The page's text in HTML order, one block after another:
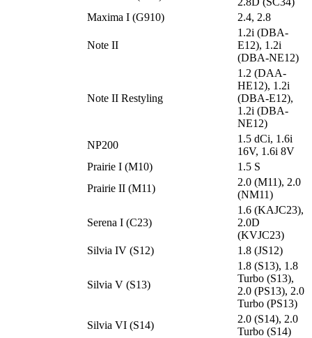
Maxima I (G910)
2.4, 2.8
Note II
1.2i (DBA-
E12), 1.2i
(DBA-NE12)
Note II Restyling
1.2 (DAA-
HE12), 1.2i
(DBA-E12),
1.2i (DBA-
NE12)
NP200
1.5 dCi, 1.6i
16V, 1.6i 8V
Prairie I (M10)
1.5 S
Prairie II (M11)
2.0 (M11), 2.0
(NM11)
Serena I (C23)
1.6 (KAJC23),
2.0D
(KVJC23)
Silvia IV (S12)
1.8 (JS12)
Silvia V (S13)
1.8 (S13), 1.8
Turbo (S13),
2.0 (PS13), 2.0
Turbo (PS13)
Silvia VI (S14)
2.0 (S14), 2.0
Turbo (S14)